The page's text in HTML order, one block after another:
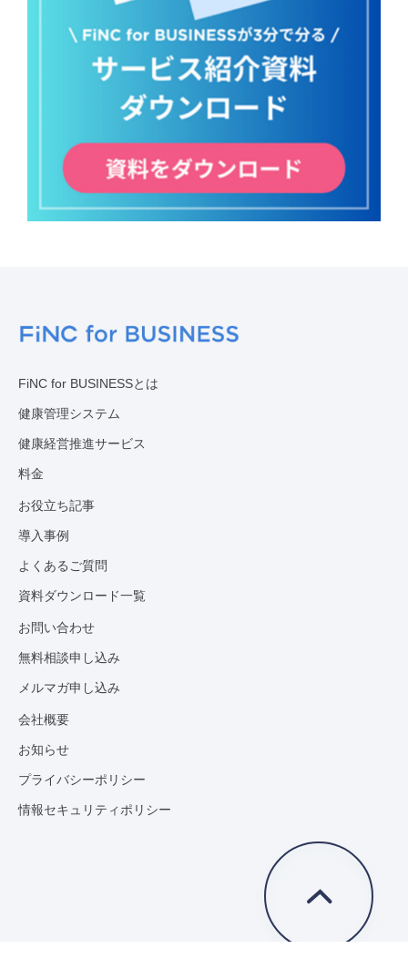
FiNC for BUSINESSとは
健康管理システム
健康経営推進サービス
料金
お役立ち記事
導入事例
よくあるご質問
資料ダウンロード一覧
お問い合わせ
無料相談申し込み
メルマガ申し込み
会社概要
お知らせ
プライバシーポリシー
情報セキュリティポリシー